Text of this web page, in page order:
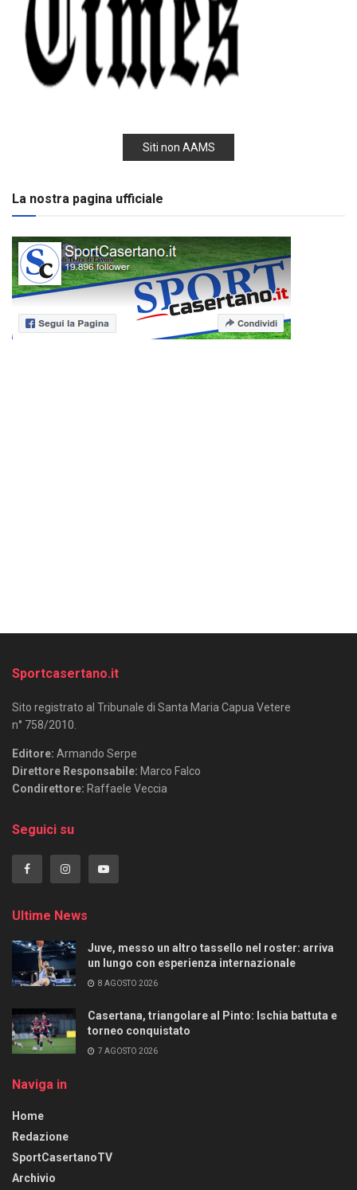
Siti non AAMS
La nostra pagina ufficiale
Sportcasertano.it
Sito registrato al Tribunale di Santa Maria Capua Vetere
n° 758/2010.
Editore: Armando Serpe
Direttore Responsabile: Marco Falco
Condirettore: Raffaele Veccia
Seguici su
Ultime News
Juve, messo un altro tassello nel roster: arriva
un lungo con esperienza internazionale
8 AGOSTO 2026
Casertana, triangolare al Pinto: Ischia battuta e
torneo conquistato
7 AGOSTO 2026
Naviga in
Home
Redazione
SportCasertanoTV
Archivio